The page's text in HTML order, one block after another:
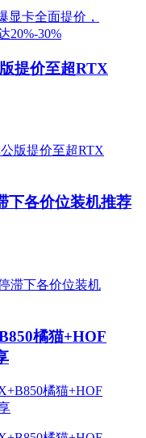
提价至超RTX
下各价位装机推荐
橘猫+HOF